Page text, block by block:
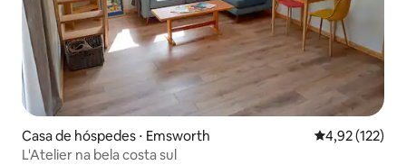
Casa de hóspedes ⋅ Emsworth 4,92 de uma
4,92 (122)
L'Atelier na bela costa sul